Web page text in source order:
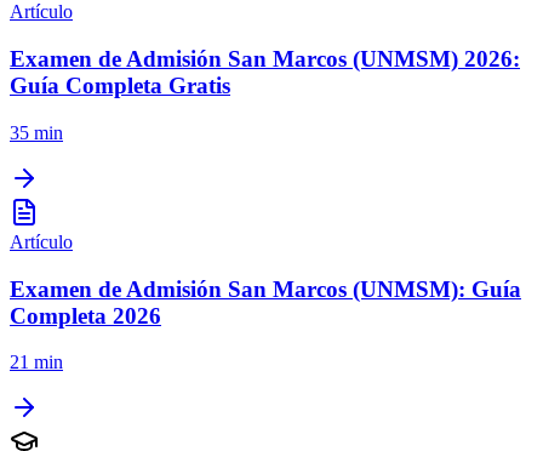
Artículo
Examen de Admisión San Marcos (UNMSM) 2026:
Guía Completa Gratis
35 min
Artículo
Examen de Admisión San Marcos (UNMSM): Guía
Completa 2026
21 min